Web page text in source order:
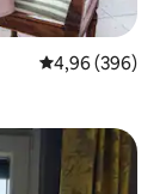
Średnia
4,96 (396)